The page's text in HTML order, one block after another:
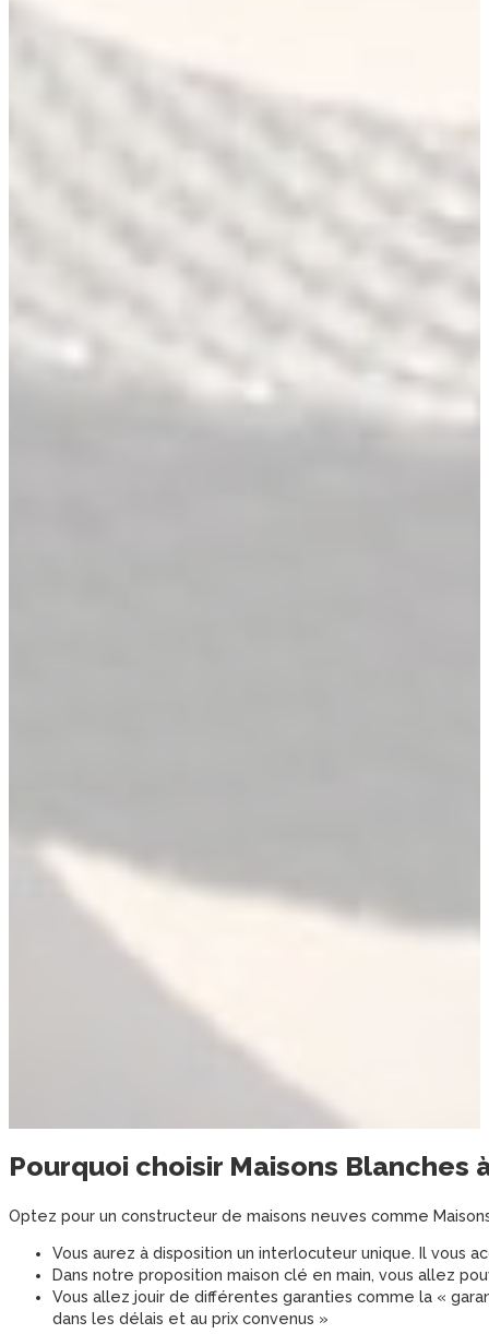
Pourquoi choisir Maisons Blanches
Optez pour un constructeur de maisons neuves comme
Vous aurez à disposition un interlocuteur unique. Il
Dans notre proposition maison clé en main, vous allez
Vous allez jouir de différentes garanties comme la «
dans les délais et au prix convenus »